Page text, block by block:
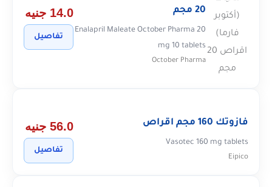
20 مجم
Enalapril Maleate October Pharma 20
mg 10 tablets
October Pharma
14.0 جنيه
تفاصيل
فازوتك 160 مجم اقراص
Vasotec 160 mg tablets
Eipico
56.0 جنيه
تفاصيل